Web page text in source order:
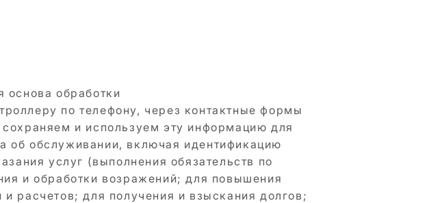
обработки
по телефону, через контактные формы
и используем эту информацию для
об обслуживании, включая идентификацию
услуг (выполнения обязательств по
и обработки возражений; для повышения
расчетов; для получения и взыскания долгов;